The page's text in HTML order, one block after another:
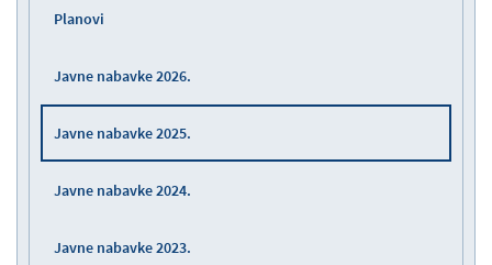
Planovi
Javne nabavke 2026.
Javne nabavke 2025.
Javne nabavke 2024.
Javne nabavke 2023.